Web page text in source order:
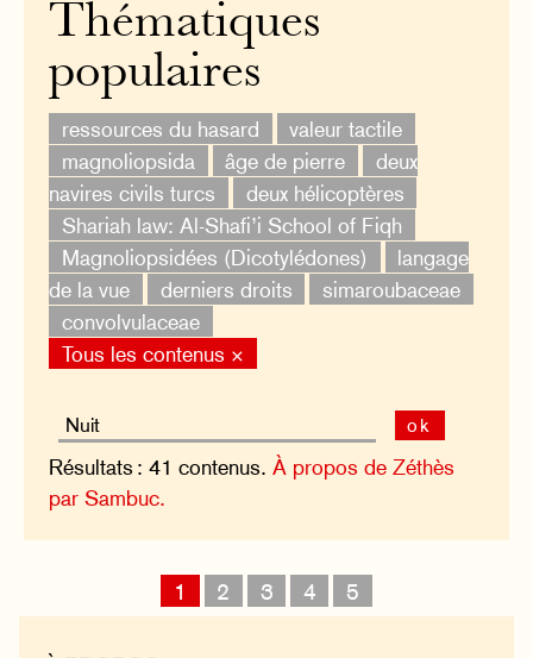
Thématiques
populaires
ressources du hasard
valeur tactile
magnoliopsida
âge de pierre
deux
navires civils turcs
deux hélicoptères
Shariah law: Al-Shafi’i School of Fiqh
Magnoliopsidées (Dicotylédones)
langage
de la vue
derniers droits
simaroubaceae
convolvulaceae
Tous les contenus ×
ok
Résultats : 41 contenus.À propos de Zéthès
par Sambuc.
1 2 3 4 5